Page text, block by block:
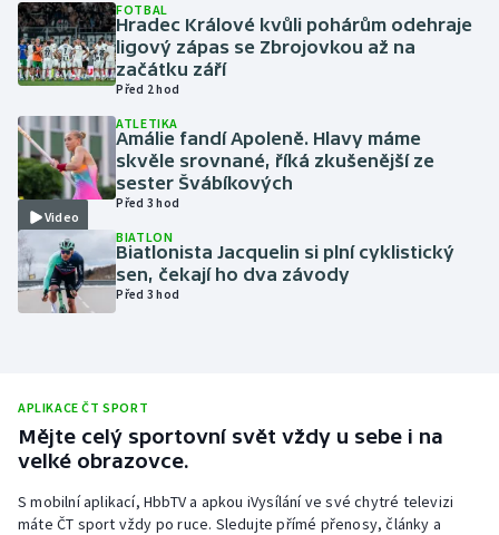
Moderní pětiboj
Motorsport
Olympijské hry
Parasport
Plavání
Plážový volejbal
Rychlobruslení
Rychlostní kanoistika
Short track
FOTBAL
Hradec Králové kvůli pohárům odehraje
ligový zápas se Zbrojovkou až na
začátku září
Před 2 hod
Video
ATLETIKA
Amálie fandí Apoleně. Hlavy máme
skvěle srovnané, říká zkušenější ze
sester Švábíkových
Před 3 hod
BIATLON
Biatlonista Jacquelin si plní cyklistický
sen, čekají ho dva závody
Před 3 hod
APLIKACE ČT SPORT
Mějte celý sportovní svět vždy u sebe i na
velké obrazovce.
S mobilní aplikací, HbbTV a apkou iVysílání ve své chytré televizi
máte ČT sport vždy po ruce. Sledujte přímé přenosy, články a